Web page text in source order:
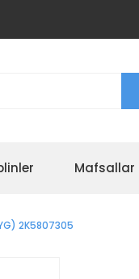
Mafsallar
2K5807305